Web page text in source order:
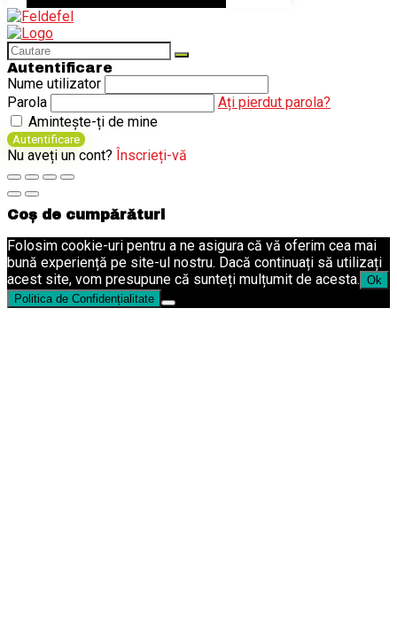
Autentificare
Nume utilizator
Parola
Ați pierdut parola?
Amintește-ți de mine
Autentificare
Nu aveți un cont? Înscrieți-vă
Coș de cumpărături
Folosim cookie-uri pentru a ne asigura că vă oferim cea mai
bună experiență pe site-ul nostru. Dacă continuați să utilizați
acest site, vom presupune că sunteți mulțumit de acesta. Ok
Politica de Confidențialitate